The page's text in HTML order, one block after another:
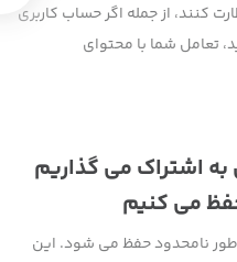
کنند، از جمله اگر حساب کاربری
تعامل شما با محتوای
به اشتراک می گذاریم
می کنیم
طور نامحدود حفظ می شود. این